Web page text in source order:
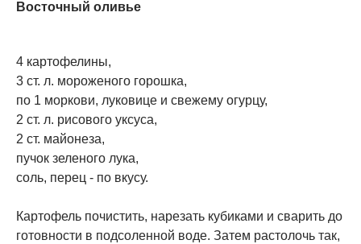
Восточный оливье
4 картофелины,
3 ст. л. мороженого горошка,
по 1 моркови, луковице и свежему огурцу,
2 ст. л. рисового уксуса,
2 ст. майонеза,
пучок зеленого лука,
соль, перец - по вкусу.
Картофель почистить, нарезать кубиками и сварить до
готовности в подсоленной воде. Затем растолочь так,